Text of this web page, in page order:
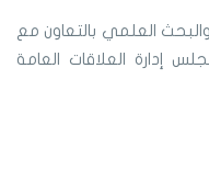
والبحث العلمي بالتعاون مع
إدارة العلاقات العامة